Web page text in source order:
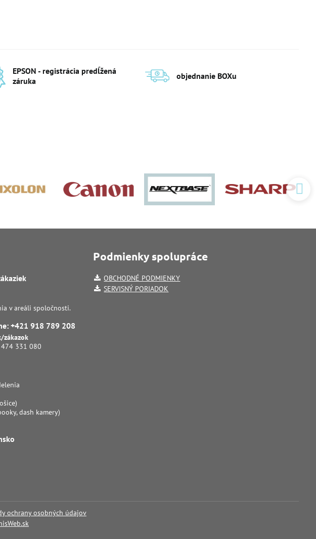
EPSON - registrácia predĺžená
záruka
objednanie BOXu
v areáli spoločnosti.
+421 918 789 208
zákazok
331 080
dash kamery)
Podmienky spolupráce
OBCHODNÉ PODMIENKY
SERVISNÝ PORIADOK
ochrany osobných údajov